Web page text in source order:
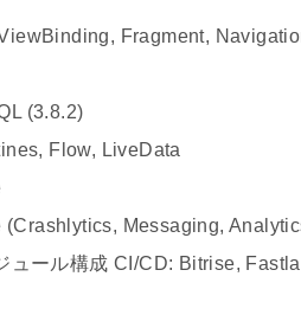
Fragment,
(3.8.2)
Flow, LiveData
(Crashlytics, Messaging,
ュール構成 CI/CD: Bitrise,